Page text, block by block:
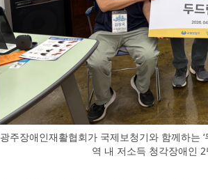
광주장애인재활협회가 국제보청기와 함께하는
역 내 저소득 청각장애인